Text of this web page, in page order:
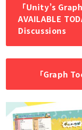
「Unity’s
AVAILABLE
Discussions
「Graph